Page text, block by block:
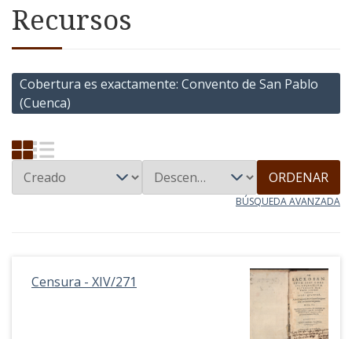
Recursos
Cobertura es exactamente Convento de San Pablo
(Cuenca)
ORDENAR
BÚSQUEDA AVANZADA
Censura - XIV/271